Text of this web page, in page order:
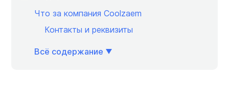
Что за компания Coolzaem
Контакты и реквизиты
Всё содержание